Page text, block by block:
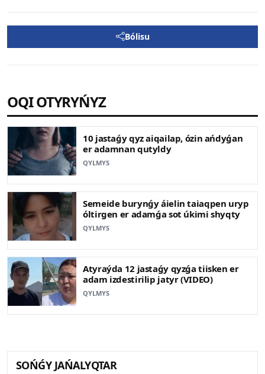
Bólisu
OQI OTYRYŃYZ
10 jastaǵy qyz aiqailap, ózin ańdyǵan
er adamnan qutyldy
QYLMYS
Semeide burynǵy áielin taiaqpen uryp
óltirgen er adamǵa sot úkimi shyqty
QYLMYS
Atyraýda 12 jastaǵy qyzǵa tiisken er
adam izdestirilip jatyr (VIDEO)
QYLMYS
SOŃǴY JAŃALYQTAR